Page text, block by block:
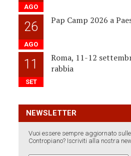
AGO
26
AGO
Pap Camp 2026 a
11
SET
Roma, 11-12
rabbia
NEWSLETTER
Vuoi essere sempre aggiornato
Contropiano? Iscriviti alla nostra